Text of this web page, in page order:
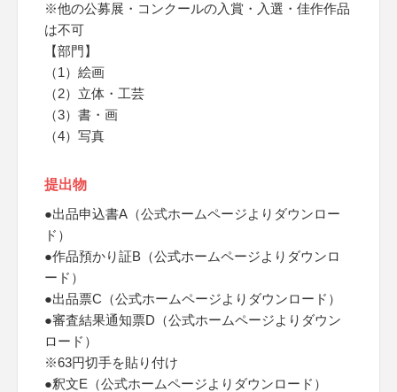
※他の公募展・コンクールの入賞・入選・佳作作品
は不可
【部門】
（1）絵画
（2）立体・工芸
（3）書・画
（4）写真
提出物
●出品申込書A（公式ホームページよりダウンロー
ド）
●作品預かり証B（公式ホームページよりダウンロ
ード）
●出品票C（公式ホームページよりダウンロード）
●審査結果通知票D（公式ホームページよりダウン
ロード）
※63円切手を貼り付け
●釈文E（公式ホームページよりダウンロード）